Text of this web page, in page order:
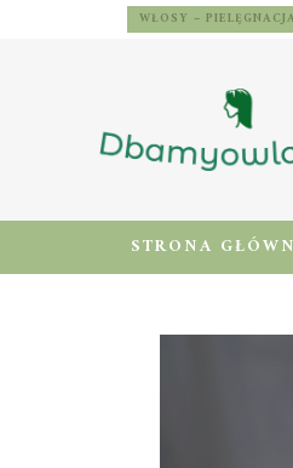
WŁOSY –
STRONA